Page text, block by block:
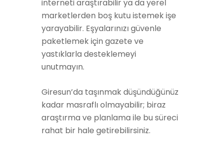
interneti araştırabilir ya da yerel
marketlerden boş kutu istemek işe
yarayabilir. Eşyalarınızı güvenle
paketlemek için gazete ve
yastıklarla desteklemeyi
unutmayın.
Giresun’da taşınmak düşündüğünüz
kadar masraflı olmayabilir; biraz
araştırma ve planlama ile bu süreci
rahat bir hale getirebilirsiniz.